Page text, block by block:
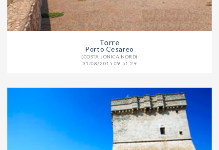
Torre
Porto Cesareo
(COSTA JONICA NORD)
31/08/2015 09:51:29